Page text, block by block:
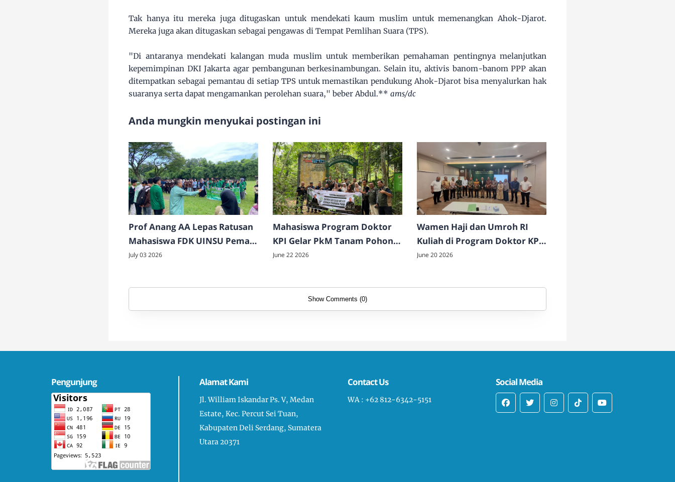
Tak hanya itu mereka juga ditugaskan untuk mendekati kaum muslim untuk memenangkan Ahok-Djarot.
Mereka juga akan ditugaskan sebagai pengawas di Tempat Pemlihan Suara (TPS).
"Di antaranya mendekati kalangan muda muslim untuk memberikan pemahaman pentingnya melanjutkan
kepemimpinan DKI Jakarta agar pembangunan berkesinambungan. Selain itu, aktivis banom-banom PPP akan
ditempatkan sebagai pemantau di setiap TPS untuk memastikan pendukung Ahok-Djarot bisa menyalurkan hak
suaranya serta dapat mengamankan perolehan suara," beber Abdul.** ams/dc
Anda mungkin menyukai postingan ini
Prof Anang AA Lepas Ratusan
Mahasiswa FDK UINSU Pema
di Dairi
July 03 2026
Mahasiswa Program Doktor
KPI Gelar PkM Tanam Pohon
di TNGL
June 22 2026
Wamen Haji dan Umroh RI
Kuliah di Program Doktor KPI
FDK UINSU
June 20 2026
Show Comments (0)
Pengunjung Alamat Kami
Jl. William Iskandar Ps. V, Medan
Estate, Kec. Percut Sei Tuan,
Kabupaten Deli Serdang, Sumatera
Utara 20371
Contact Us
WA : +62 812-6342-5151
Social Media